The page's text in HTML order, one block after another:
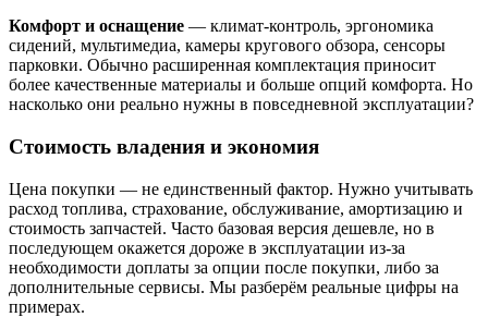
Комфорт и оснащение — климат-контроль, эргономика
сидений, мультимедиа, камеры кругового обзора, сенсоры
парковки. Обычно расширенная комплектация приносит
более качественные материалы и больше опций комфорта. Но
насколько они реально нужны в повседневной эксплуатации?
Стоимость владения и экономия
Цена покупки — не единственный фактор. Нужно учитывать
расход топлива, страхование, обслуживание, амортизацию и
стоимость запчастей. Часто базовая версия дешевле, но в
последующем окажется дороже в эксплуатации из‑за
необходимости доплаты за опции после покупки, либо за
дополнительные сервисы. Мы разберём реальные цифры на
примерах.